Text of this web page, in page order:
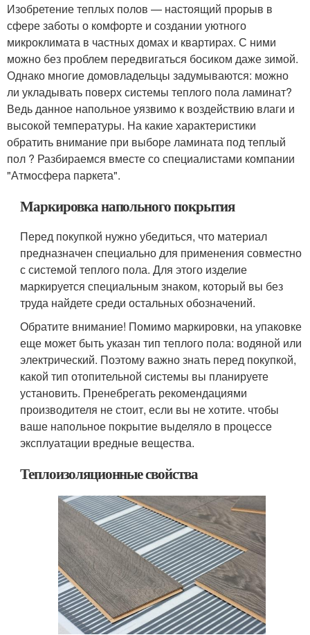
Изобретение теплых полов — настоящий прорыв в
сфере заботы о комфорте и создании уютного
микроклимата в частных домах и квартирах. С ними
можно без проблем передвигаться босиком даже зимой.
Однако многие домовладельцы задумываются: можно
ли укладывать поверх системы теплого пола ламинат?
Ведь данное напольное уязвимо к воздействию влаги и
высокой температуры. На какие характеристики
обратить внимание при выборе ламината под теплый
пол ? Разбираемся вместе со специалистами компании
"Атмосфера паркета".
Маркировка напольного покрытия
Перед покупкой нужно убедиться, что материал
предназначен специально для применения совместно
с системой теплого пола. Для этого изделие
маркируется специальным знаком, который вы без
труда найдете среди остальных обозначений.
Обратите внимание! Помимо маркировки, на упаковке
еще может быть указан тип теплого пола: водяной или
электрический. Поэтому важно знать перед покупкой,
какой тип отопительной системы вы планируете
установить. Пренебрегать рекомендациями
производителя не стоит, если вы не хотите. чтобы
ваше напольное покрытие выделяло в процессе
эксплуатации вредные вещества.
Теплоизоляционные свойства